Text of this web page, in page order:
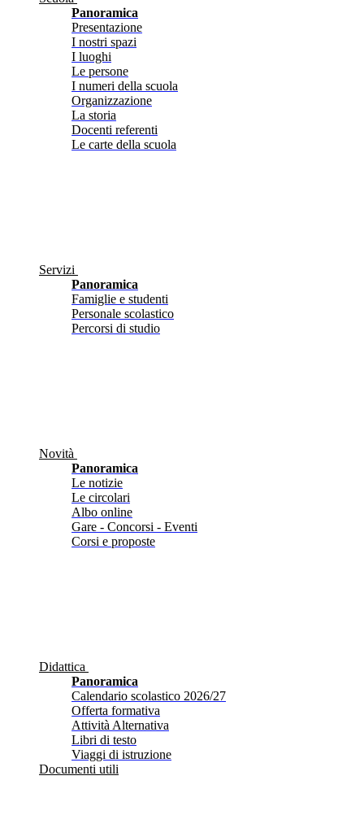
Panoramica
Presentazione
I nostri spazi
I luoghi
Le persone
I numeri della scuola
Organizzazione
La storia
Docenti referenti
Le carte della scuola
Servizi
Panoramica
Famiglie e studenti
Personale scolastico
Percorsi di studio
Novità
Panoramica
Le notizie
Le circolari
Albo online
Gare - Concorsi - Eventi
Corsi e proposte
Didattica
Panoramica
Calendario scolastico 2026/27
Offerta formativa
Attività Alternativa
Libri di testo
Viaggi di istruzione
Documenti utili